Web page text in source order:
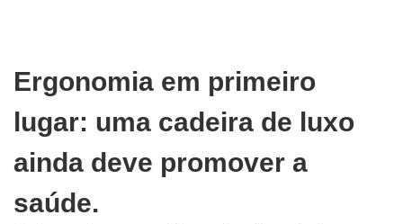
Ergonomia em primeiro
lugar: uma cadeira de luxo
ainda deve promover a
saúde.